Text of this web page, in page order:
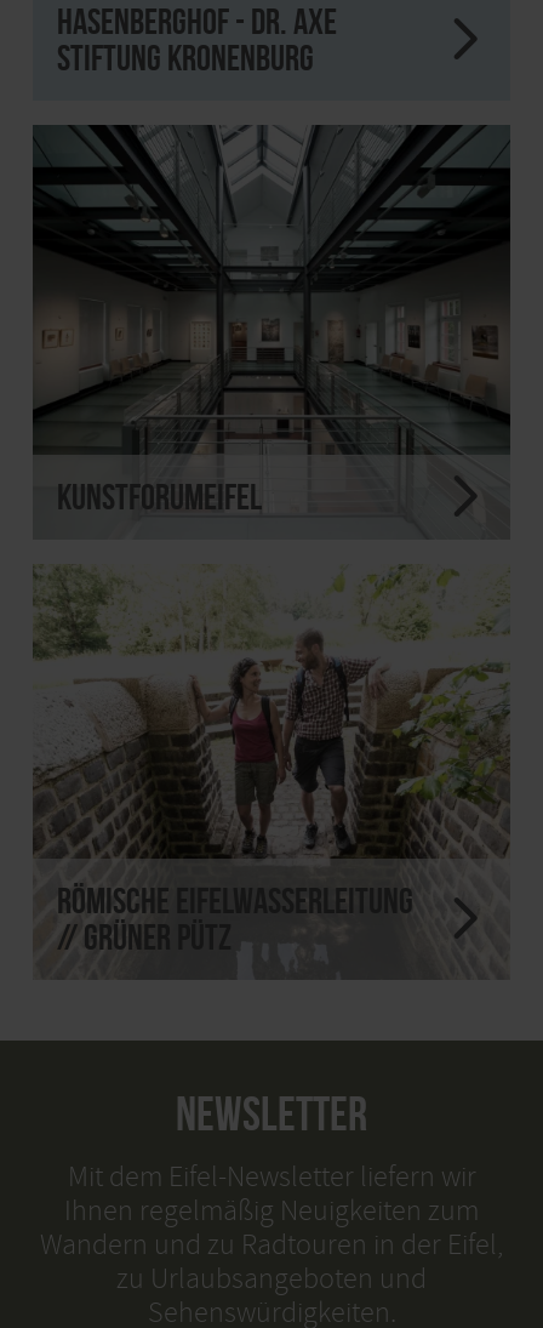
Hasenberghof - Dr. Axe
Stiftung Kronenburg
KunstForumEifel
Römische Eifelwasserleitung
// Grüner Pütz
NEWSLETTER
Mit dem Eifel-Newsletter liefern wir
Ihnen regelmäßig Neuigkeiten zum
Wandern und zu Radtouren in der Eifel,
zu Urlaubsangeboten und
Sehenswürdigkeiten.